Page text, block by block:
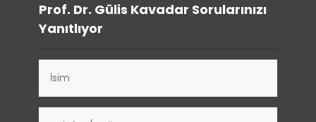
Prof. Dr. Gülis Kavadar Sorularınızı
Yanıtlıyor